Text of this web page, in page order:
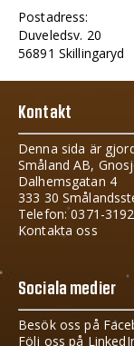
Postadress:
Duveledsv. 20
56891 Skillingaryd
Kontakt
Denna sida är
Småland AB,
Dalhemsgatan 4
333 30
Telefon: 0371-
Kontakta oss
Sociala medier
Besök oss på
Följ oss på